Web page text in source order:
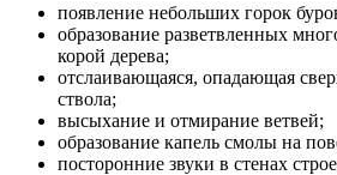
появление небольших горок
образование разветвленных
корой дерева;
отслаивающаяся, опадающая
ствола;
высыхание и отмирание ветвей;
образование капель смолы на
посторонние звуки в стенах